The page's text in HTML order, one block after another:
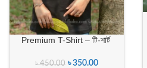
Premium T-Shirt – টি-শার্ট
৳450.00 ৳350.00